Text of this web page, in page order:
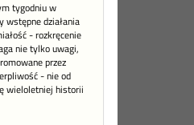
tygodniu w
wstępne działania
- rozkręcenie
nie tylko uwagi,
przez
- nie od
wieloletniej historii